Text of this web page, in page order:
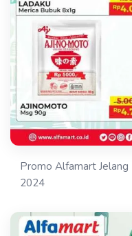
Promo Alfamart
2024